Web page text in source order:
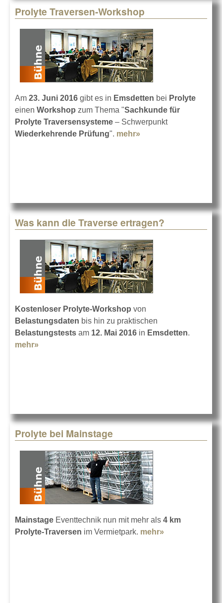
Prolyte Traversen-Workshop
Am 23. Juni 2016 gibt es in Emsdetten bei Prolyte
einen Workshop zum Thema "Sachkunde für
Prolyte Traversensysteme – Schwerpunkt
Wiederkehrende Prüfung". mehr»
Was kann die Traverse ertragen?
Kostenloser Prolyte-Workshop von
Belastungsdaten bis hin zu praktischen
Belastungstests am 12. Mai 2016 in Emsdetten.
mehr»
Prolyte bei Mainstage
Mainstage Eventtechnik nun mit mehr als 4 km
Prolyte-Traversen im Vermietpark. mehr»